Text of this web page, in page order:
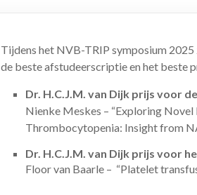
Tijdens het NVB-TRIP symposium
de beste afstudeerscriptie en het beste
Dr. H.C.J.M. van Dijk prijs voor
Nienke Meskes – “Exploring
Thrombocytopenia: Insight from
Dr. H.C.J.M. van Dijk prijs voor
Floor van Baarle – “Platelet